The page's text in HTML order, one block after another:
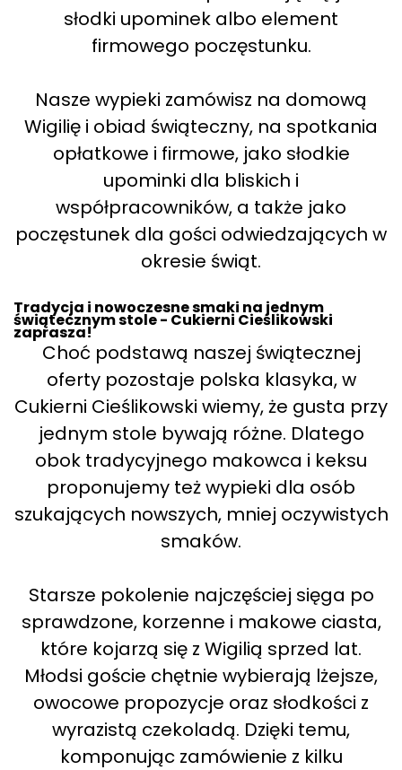
słodki upominek albo element
firmowego poczęstunku.
Nasze wypieki zamówisz na domową
Wigilię i obiad świąteczny, na spotkania
opłatkowe i firmowe, jako słodkie
upominki dla bliskich i
współpracowników, a także jako
poczęstunek dla gości odwiedzających w
okresie świąt.
Tradycja i nowoczesne smaki na jednym
świątecznym stole - Cukierni Cieślikowski
zaprasza!
Choć podstawą naszej świątecznej
oferty pozostaje polska klasyka, w
Cukierni Cieślikowski wiemy, że gusta przy
jednym stole bywają różne. Dlatego
obok tradycyjnego makowca i keksu
proponujemy też wypieki dla osób
szukających nowszych, mniej oczywistych
smaków.
Starsze pokolenie najczęściej sięga po
sprawdzone, korzenne i makowe ciasta,
które kojarzą się z Wigilią sprzed lat.
Młodsi goście chętnie wybierają lżejsze,
owocowe propozycje oraz słodkości z
wyrazistą czekoladą. Dzięki temu,
komponując zamówienie z kilku